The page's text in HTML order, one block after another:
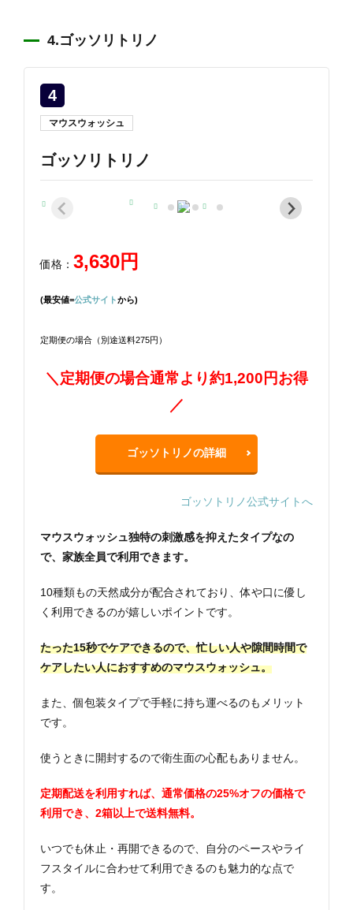
4.ゴッソリトリノ
4
マウスウォッシュ
ゴッソリトリノ
価格： 3,630円
(最安値=公式サイトから)
定期便の場合（別途送料275円）
＼定期便の場合通常より約1,200円お得
／
ゴッソトリノの詳細
ゴッソトリノ公式サイトへ
マウスウォッシュ独特の刺激感を抑えたタイプなの
で、家族全員で利用できます。
10種類もの天然成分が配合されており、体や口に優し
く利用できるのが嬉しいポイントです。
たった15秒でケアできるので、忙しい人や隙間時間で
ケアしたい人におすすめのマウスウォッシュ。
また、個包装タイプで手軽に持ち運べるのもメリット
です。
使うときに開封するので衛生面の心配もありません。
定期配送を利用すれば、通常価格の25%オフの価格で
利用でき、2箱以上で送料無料。
いつでも休止・再開できるので、自分のペースやライ
フスタイルに合わせて利用できるのも魅力的な点で
す。